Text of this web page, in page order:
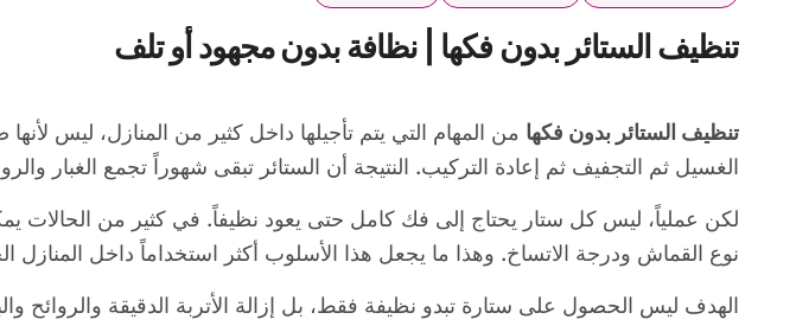
تنظيف الستائر بدون فكها | نظافة بدون مجهود أو تلف
تنظيف الستائر بدون فكها من المهام التي يتم تأجيلها داخل كثير من المنازل، ليس
الغسيل ثم التجفيف ثم إعادة التركيب. النتيجة أن الستائر تبقى شهوراً تجمع الغبار
لكن عملياً، ليس كل ستار يحتاج إلى فك كامل حتى يعود نظيفاً. في كثير من الحالات
نوع القماش ودرجة الاتساخ. وهذا ما يجعل هذا الأسلوب أكثر استخداماً داخل
الهدف ليس الحصول على ستارة تبدو نظيفة فقط، بل إزالة الأتربة الدقيقة